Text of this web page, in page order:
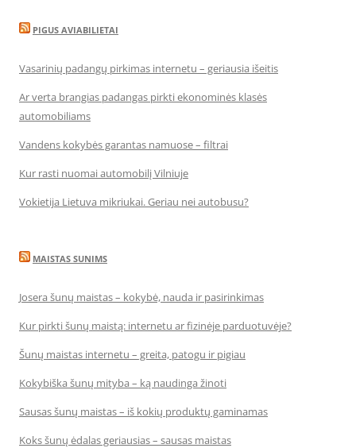
PIGUS AVIABILIETAI
Vasarinių padangų pirkimas internetu – geriausia išeitis
Ar verta brangias padangas pirkti ekonominės klasės
automobiliams
Vandens kokybės garantas namuose – filtrai
Kur rasti nuomai automobilį Vilniuje
Vokietija Lietuva mikriukai. Geriau nei autobusu?
MAISTAS SUNIMS
Josera šunų maistas – kokybė, nauda ir pasirinkimas
Kur pirkti šunų maistą: internetu ar fizinėje parduotuvėje?
Šunų maistas internetu – greita, patogu ir pigiau
Kokybiška šunų mityba – ką naudinga žinoti
Sausas šunų maistas – iš kokių produktų gaminamas
Koks šunų ėdalas geriausias – sausas maistas